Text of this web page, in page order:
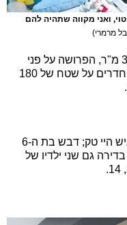
ואני מקווה שתהיה להם
מרמרי)
דירת דופלקס שכורה בגודל 300 מ"ר, הפרושה על פני
שתי קומות: קומה ראשונה בת ארבעה חדרים על שטח של 180
גיל זהר, 44; גיא כספי, 46, איש היי טק; דבש בת ה-6
בדירה גם שני ילדיו של